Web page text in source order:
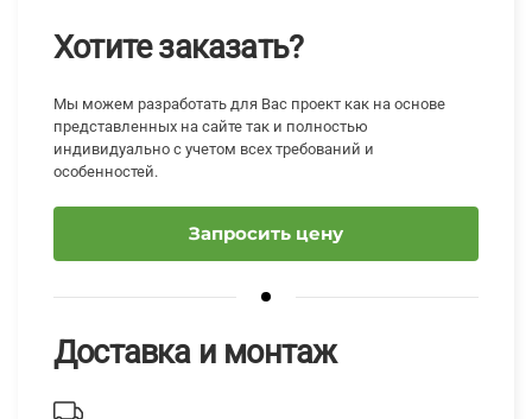
Хотите заказать?
Мы можем разработать для Вас проект как на основе
представленных на сайте так и полностью
индивидуально с учетом всех требований и
особенностей.
Запросить цену
Доставка и монтаж